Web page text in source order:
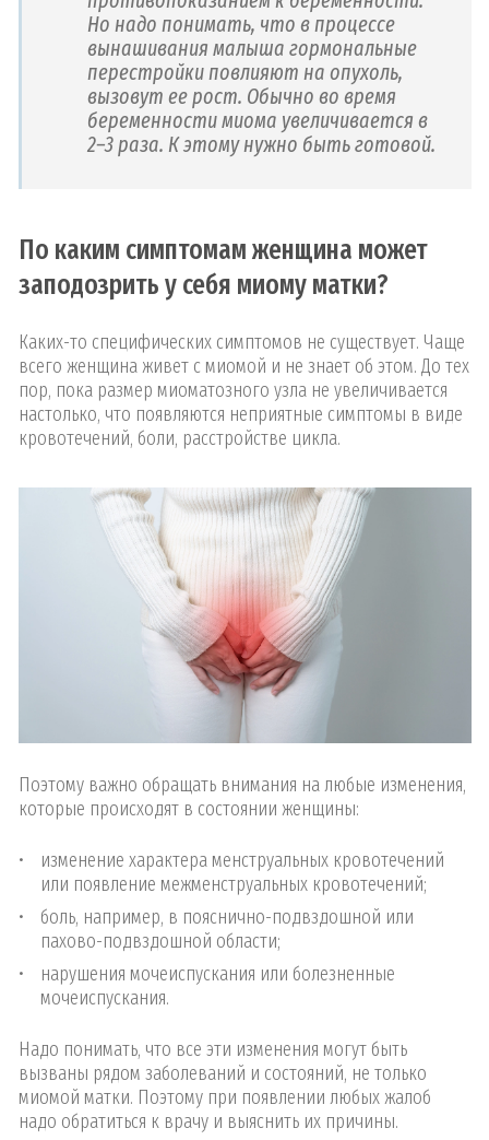
Но надо понимать, что в процессе
вынашивания малыша гормональные
перестройки повлияют на опухоль,
вызовут ее рост. Обычно во время
беременности миома увеличивается в
2–3 раза. К этому нужно быть готовой.
По каким симптомам женщина может
заподозрить у себя миому матки?
Каких-то специфических симптомов не существует. Чаще
всего женщина живет с миомой и не знает об этом. До тех
пор, пока размер миоматозного узла не увеличивается
настолько, что появляются неприятные симптомы в виде
кровотечений, боли, расстройстве цикла.
Поэтому важно обращать внимания на любые изменения,
которые происходят в состоянии женщины:
изменение характера менструальных кровотечений
или появление межменструальных кровотечений;
боль, например, в пояснично-подвздошной или
пахово-подвздошной области;
нарушения мочеиспускания или болезненные
мочеиспускания.
Надо понимать, что все эти изменения могут быть
вызваны рядом заболеваний и состояний, не только
миомой матки. Поэтому при появлении любых жалоб
надо обратиться к врачу и выяснить их причины.